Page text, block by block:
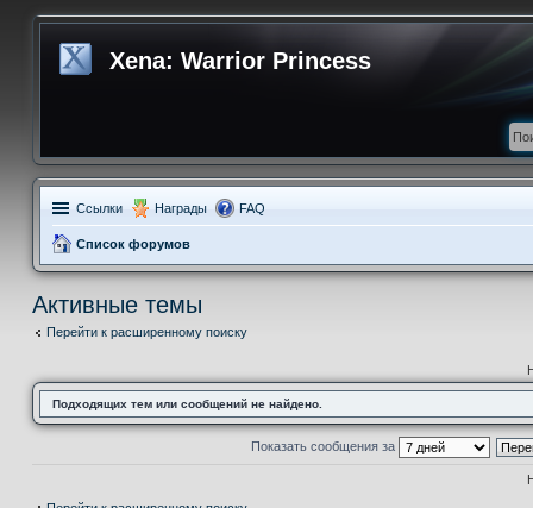
Xena: Warrior Princess
Ссылки Награды FAQ
Список форумов
Активные темы
Перейти к расширенному поиску
Подходящих тем или сообщений не найдено.
Показать сообщения за